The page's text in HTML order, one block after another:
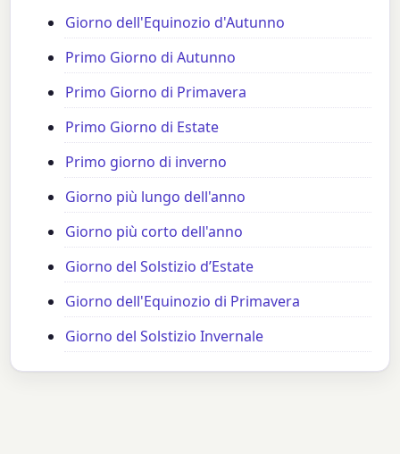
Giorno dell'Equinozio d'Autunno
Primo Giorno di Autunno
Primo Giorno di Primavera
Primo Giorno di Estate
Primo giorno di inverno
Giorno più lungo dell'anno
Giorno più corto dell'anno
Giorno del Solstizio d’Estate
Giorno dell'Equinozio di Primavera
Giorno del Solstizio Invernale